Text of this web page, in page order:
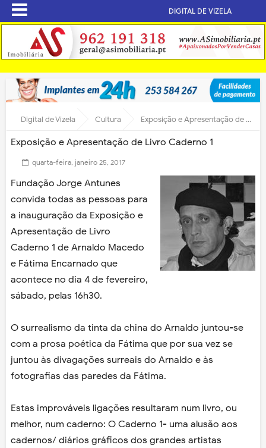
DIGITAL DE VIZELA
Digital de Vizela Cultura Exposição e Apresentação de Livro Caderno 1
Exposição e Apresentação de Livro Caderno 1
quarta-feira, janeiro 25, 2017
Fundação Jorge Antunes
convida todas as pessoas para
a inauguração da Exposição e
Apresentação de Livro
Caderno 1 de Arnaldo Macedo
e Fátima Encarnado que
acontece no dia 4 de fevereiro,
sábado, pelas 16h30.
O surrealismo da tinta da china do Arnaldo juntou-se
com a prosa poética da Fátima que por sua vez se
juntou às divagações surreais do Arnaldo e às
fotografias das paredes da Fátima.
Estas improváveis ligações resultaram num livro, ou
melhor, num caderno: O Caderno 1- uma alusão aos
cadernos/ diários gráficos dos grandes artistas